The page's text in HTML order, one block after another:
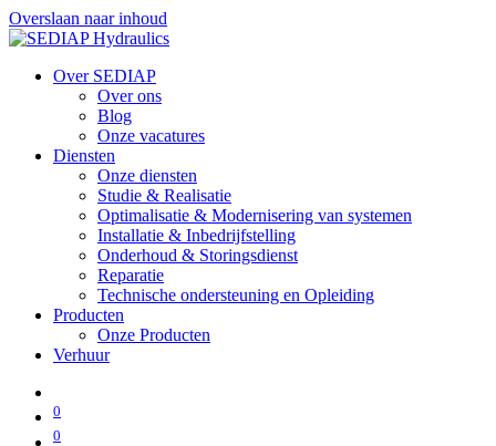
Overslaan naar inhoud
Over SEDIAP
Over ons
Blog
Onze vacatures
Diensten
Onze diensten
Studie & Realisatie
Optimalisatie & Modernisering van systemen
Installatie & Inbedrijfstelling
Onderhoud & Storingsdienst
Reparatie
Technische ondersteuning en Opleiding
Producten
Onze Producten
Verhuur
0
0